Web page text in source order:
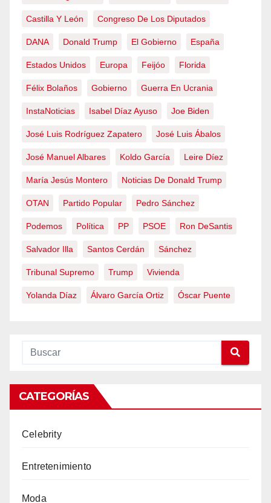
Castilla Y León Congreso De Los Diputados
DANA Donald Trump El Gobierno España
Estados Unidos Europa Feijóo Florida
Félix Bolaños Gobierno Guerra En Ucrania
InstaNoticias Isabel Díaz Ayuso Joe Biden
José Luis Rodríguez Zapatero José Luis Ábalos
José Manuel Albares Koldo García Leire Díez
María Jesús Montero Noticias De Donald Trump
OTAN Partido Popular Pedro Sánchez
Podemos Política PP PSOE Ron DeSantis
Salvador Illa Santos Cerdán Sánchez
Tribunal Supremo Trump Vivienda
Yolanda Díaz Álvaro García Ortiz Óscar Puente
CATEGORÍAS
Celebrity
Entretenimiento
Moda